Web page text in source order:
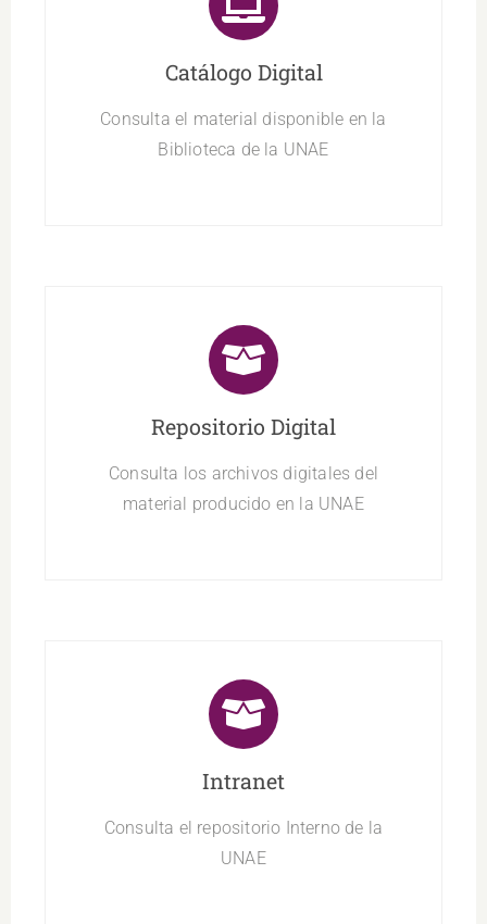
Catálogo Digital
Consulta el material disponible en la
Biblioteca de la UNAE
Repositorio Digital
Consulta los archivos digitales del
material producido en la UNAE
Intranet
Consulta el repositorio Interno de la
UNAE